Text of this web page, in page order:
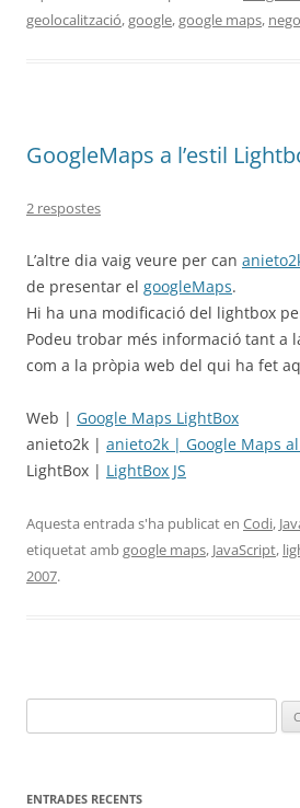
geolocalització,google,google maps,
GoogleMaps a l’estil
2 respostes
L’altre dia vaig veure per can
de presentar el googleMaps.
Hi ha una modificació del lightbox
Podeu trobar més informació tant a
com a la pròpia web del qui ha fet
Web | Google Maps LightBox
anieto2k | anieto2k | Google Maps
LightBox | LightBox JS
Aquesta entrada s'ha publicat en Codi,
etiquetat ambgoogle maps, JavaScript,
2007.
ENTRADES RECENTS